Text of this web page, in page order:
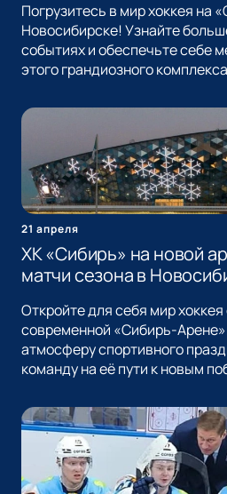
Погрузитесь в мир хоккея на
Новосибирске! Узнайте
событиях и обеспечьте себе
этого грандиозного
21 апреля
ХК «Сибирь» на новой
матчи сезона в
Откройте для себя мир
современной «Сибирь-
атмосферу спортивного
команду на её пути к новым